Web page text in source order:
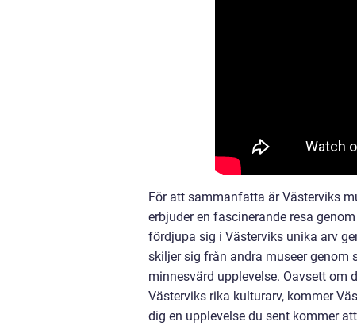
För att sammanfatta är Västerviks
erbjuder en fascinerande resa
fördjupa sig i Västerviks unika arv
skiljer sig från andra museer genom
minnesvärd upplevelse. Oavsett om
Västerviks rika kulturarv, kommer
dig en upplevelse du sent kommer